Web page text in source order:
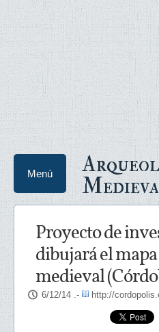
Menú
Proyecto de
dibujará el
medieval
6/12/14 .- http://